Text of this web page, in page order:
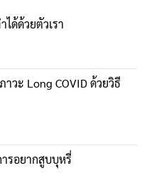
ด้ด้วยตัวเรา
วะ Long COVID ด้วยวิธี
ารอยากสูบบุหรี่